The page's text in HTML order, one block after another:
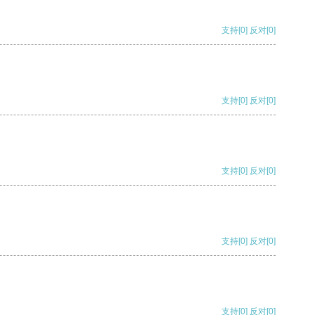
支持[0] 反对[0]
支持[0] 反对[0]
支持[0] 反对[0]
支持[0] 反对[0]
支持[0] 反对[0]